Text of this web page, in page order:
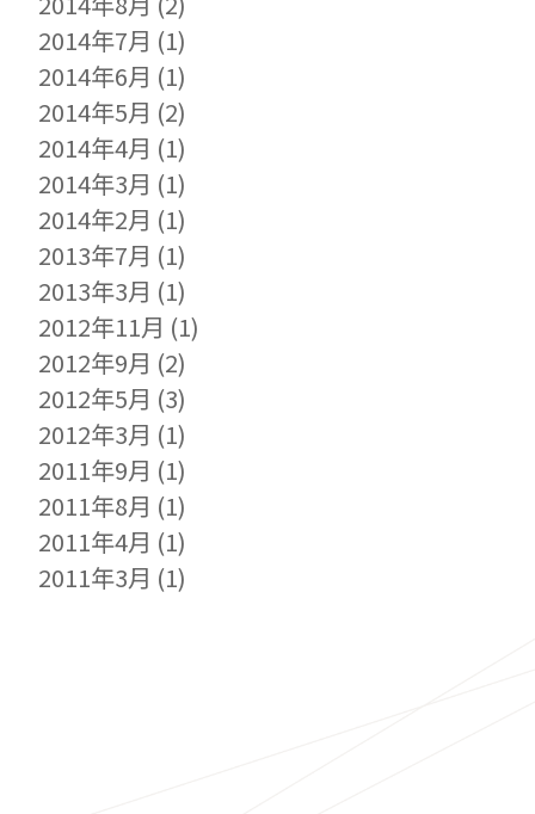
2014年7月 (1)
2014年6月 (1)
2014年5月 (2)
2014年4月 (1)
2014年3月 (1)
2014年2月 (1)
2013年7月 (1)
2013年3月 (1)
2012年11月 (1)
2012年9月 (2)
2012年5月 (3)
2012年3月 (1)
2011年9月 (1)
2011年8月 (1)
2011年4月 (1)
2011年3月 (1)